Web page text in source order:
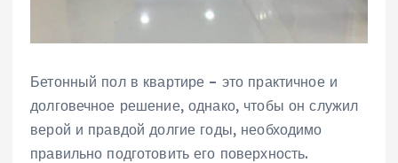
Бетонный пол в квартире – это практичное и
долговечное решение, однако, чтобы он служил
верой и правдой долгие годы, необходимо
правильно подготовить его поверхность.